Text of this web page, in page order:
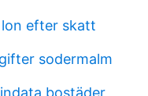
efter skatt
sodermalm
bostäder